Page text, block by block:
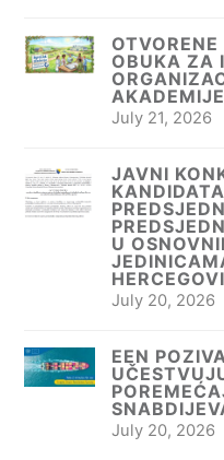
OBUKA ZA
July 21, 2026
JAVNI
U
July 20, 2026
EEN
July 20, 2026